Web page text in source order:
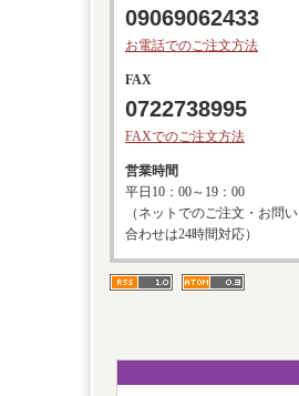
09069062433
お電話でのご注文方法
FAX
0722738995
FAXでのご注文方法
営業時間
平日10：00～19：00
（ネットでのご注文・お問い
合わせは24時間対応）